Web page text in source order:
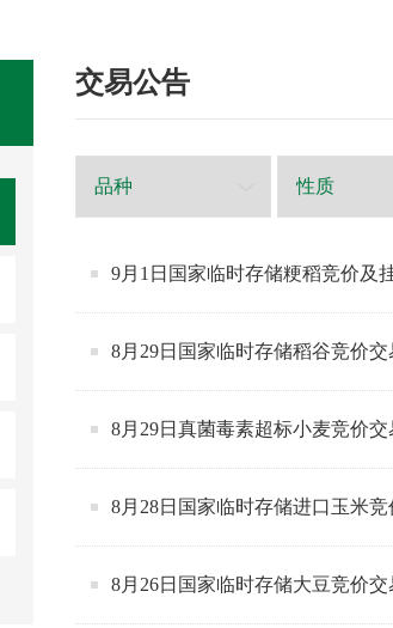
交易公告
9月1日国家临时存储粳稻竞价及
8月29日国家临时存储稻谷竞价
8月29日真菌毒素超标小麦竞价
8月28日国家临时存储进口玉米
8月26日国家临时存储大豆竞价